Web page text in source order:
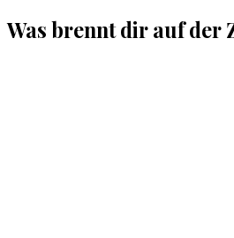
Was brennt dir auf der